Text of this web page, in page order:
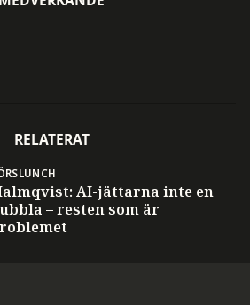
RELATERAT
AI-jättarna inte en
– resten som är